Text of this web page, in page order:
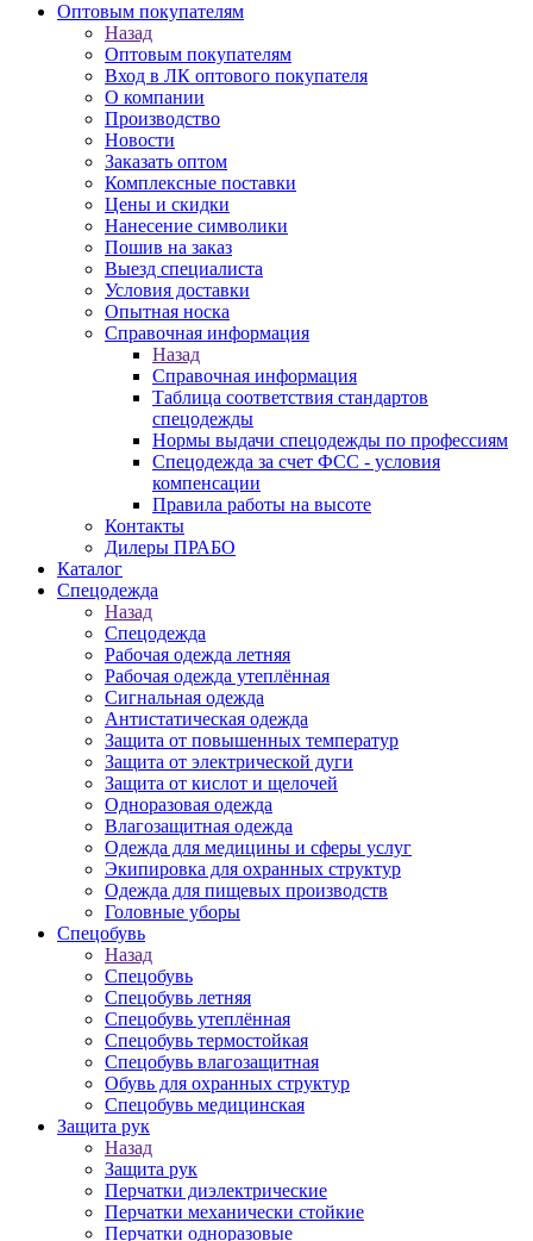
Оптовым покупателям
Назад
Оптовым покупателям
Вход в ЛК оптового покупателя
О компании
Производство
Новости
Заказать оптом
Комплексные поставки
Цены и скидки
Нанесение символики
Пошив на заказ
Выезд специалиста
Условия доставки
Опытная носка
Справочная информация
Назад
Справочная информация
Таблица соответствия стандартов
спецодежды
Нормы выдачи спецодежды по профессиям
Спецодежда за счет ФСС - условия
компенсации
Правила работы на высоте
Контакты
Дилеры ПРАБО
Каталог
Спецодежда
Назад
Спецодежда
Рабочая одежда летняя
Рабочая одежда утеплённая
Сигнальная одежда
Антистатическая одежда
Защита от повышенных температур
Защита от электрической дуги
Защита от кислот и щелочей
Одноразовая одежда
Влагозащитная одежда
Одежда для медицины и сферы услуг
Экипировка для охранных структур
Одежда для пищевых производств
Головные уборы
Спецобувь
Назад
Спецобувь
Спецобувь летняя
Спецобувь утеплённая
Спецобувь термостойкая
Спецобувь влагозащитная
Обувь для охранных структур
Спецобувь медицинская
Защита рук
Назад
Защита рук
Перчатки диэлектрические
Перчатки механически стойкие
Перчатки одноразовые